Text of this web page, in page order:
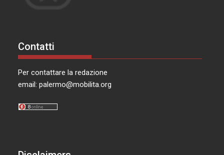
Contatti
Per contattare la redazione
email:palermo@mobilita.org